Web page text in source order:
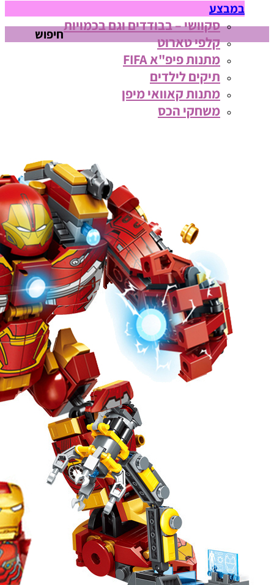
במבצע
סקוושי – בבודדים וגם בכמויות
קלפי טארוט
מתנות פיפ"א FIFA
תיקים לילדים
מתנות קאוואי מיפן
משחקי הכס
חיפוש